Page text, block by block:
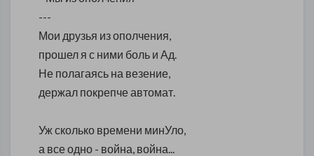
---
Мои друзья из ополчения,
прошел я с ними боль и Ад.
Не полагаясь на везение,
держал покрепче автомат.
Уж сколько времени минУло,
а все одно - война, война...